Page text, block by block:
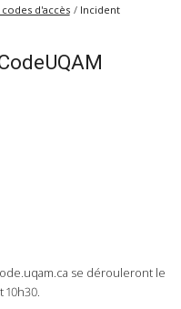
d'accès Incident
se dérouleront le